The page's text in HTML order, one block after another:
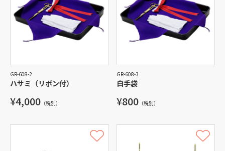
GR-608-2
ハサミ（リボン付）
¥4,000 （税別）
GR-608-3
白手袋
¥800（税別）